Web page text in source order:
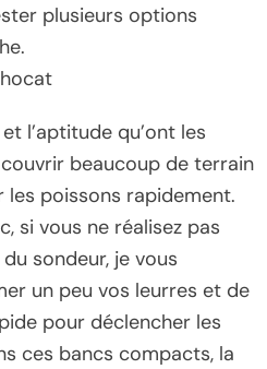
plusieurs options
l’aptitude qu’ont les
beaucoup de terrain
poissons rapidement.
si vous ne réalisez pas
sondeur, je vous
un peu vos leurres et de
pour déclencher les
ces bancs compacts, la